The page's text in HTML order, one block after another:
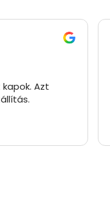
Azt